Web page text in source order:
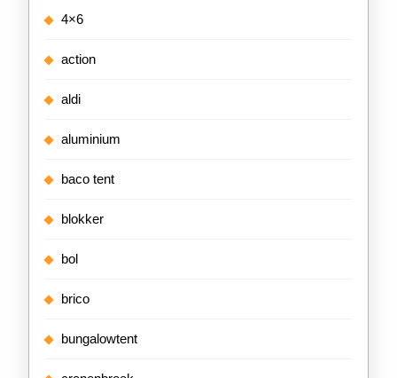
4×6
action
aldi
aluminium
baco tent
blokker
bol
brico
bungalowtent